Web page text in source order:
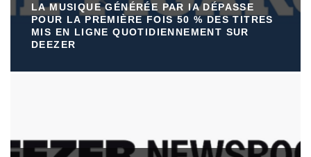
LA MUSIQUE GÉNÉRÉE PAR IA DÉPASSE
POUR LA PREMIÈRE FOIS 50 % DES TITRES
MIS EN LIGNE QUOTIDIENNEMENT SUR
DEEZER